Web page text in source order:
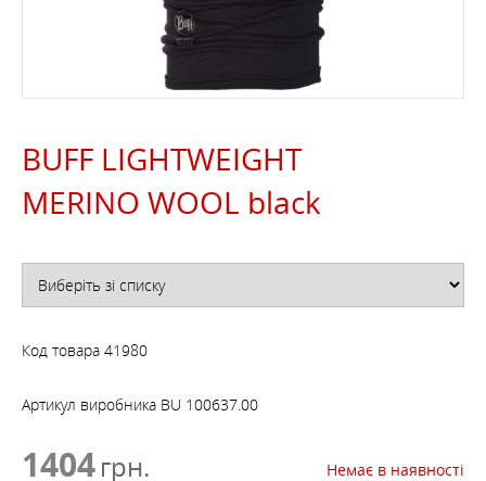
BUFF LIGHTWEIGHT
MERINO WOOL black
Код товара 41980
Артикул виробника BU 100637.00
1404грн. Немає в наявності